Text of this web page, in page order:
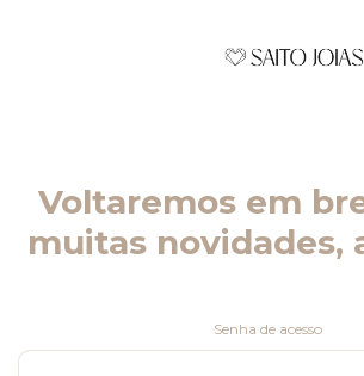
Voltaremos em
muitas novidades,
Senha de acesso